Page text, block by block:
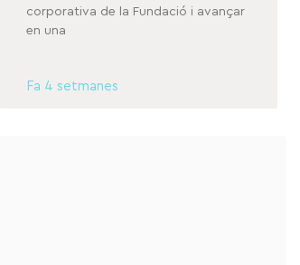
corporativa de la Fundació i avançar
en una
Fa 4 setmanes